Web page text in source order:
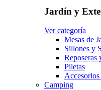
Jardín y
Ver categoría
Mesas de
Sillones y
Reposeras
Piletas
Camping